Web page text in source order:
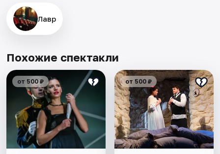
Лавр
Похожие спектакли
от 500 ₽ от 500 ₽